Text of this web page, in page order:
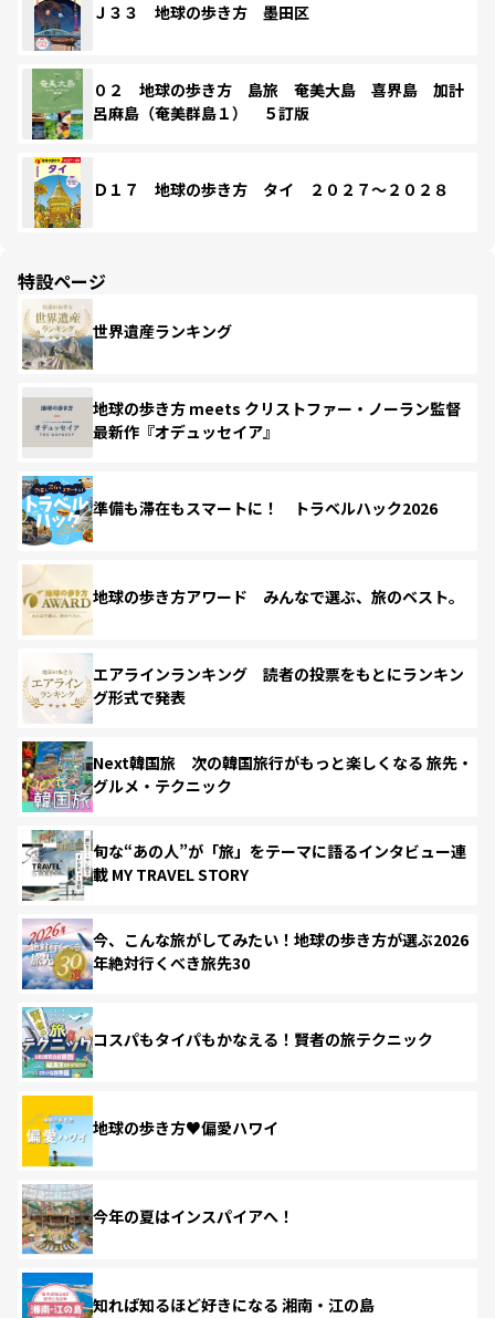
Ｊ３３ 地球の歩き方 墨田区
０２ 地球の歩き方 島旅 奄美大島 喜界島 加計
呂麻島（奄美群島１） ５訂版
Ｄ１７ 地球の歩き方 タイ ２０２７～２０２８
特設ページ
世界遺産ランキング
地球の歩き方 meets クリストファー・ノーラン監督
最新作『オデュッセイア』
準備も滞在もスマートに！ トラベルハック2026
地球の歩き方アワード みんなで選ぶ、旅のベスト。
エアラインランキング 読者の投票をもとにランキン
グ形式で発表
Next韓国旅 次の韓国旅行がもっと楽しくなる 旅先・
グルメ・テクニック
旬な“あの人”が「旅」をテーマに語るインタビュー連
載 MY TRAVEL STORY
今、こんな旅がしてみたい！地球の歩き方が選ぶ2026
年絶対行くべき旅先30
コスパもタイパもかなえる！賢者の旅テクニック
地球の歩き方♥偏愛ハワイ
今年の夏はインスパイアへ！
知れば知るほど好きになる 湘南・江の島